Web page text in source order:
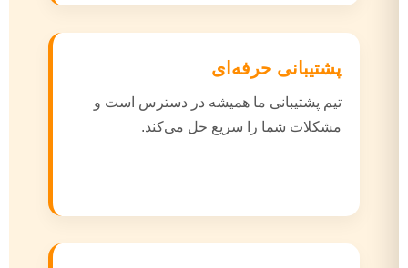
پشتیبانی حرفه‌ای
تیم پشتیبانی ما همیشه در دسترس است و
مشکلات شما را سریع حل می‌کند.